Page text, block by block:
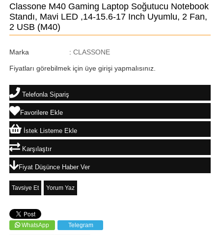
Classone M40 Gaming Laptop Soğutucu Notebook
Standı, Mavi LED ,14-15.6-17 Inch Uyumlu, 2 Fan,
2 USB (M40)
Marka : CLASSONE
Fiyatları görebilmek için üye girişi yapmalısınız.
Telefonla Sipariş
Favorilere Ekle
İstek Listeme Ekle
Karşılaştır
Fiyat Düşünce Haber Ver
Tavsiye Et Yorum Yaz
WhatsApp Telegram